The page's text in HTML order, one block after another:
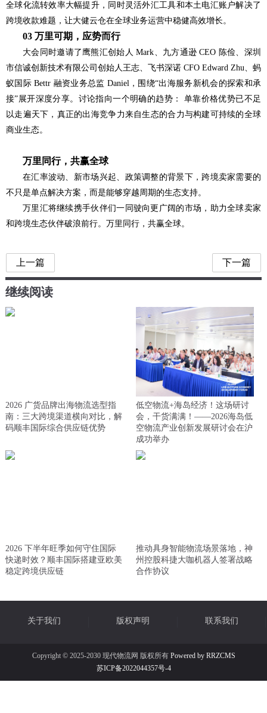
全球化流转效率大幅提升，同时灵活外汇工具和本土电汇账户解决了
跨境收款难题，让大健云仓在全球业务运营中稳健高效增长。
03 万里可期，应势而行
大会同时邀请了鹰熊汇创始人 Mark、九方通逊 CEO 陈俭、深圳
市信诚创新技术有限公司创始人王志、飞书深诺 CFO Edward Zhu、蚂
蚁国际 Bettr 融资业务总监 Daniel，围绕“出海服务新机会的探索和承
接”展开深度分享。讨论指向一个明确的趋势： 单靠价格优势已不足
以走遍天下，真正的出海竞争力来自生态的合力与构建可持续的全球
商业生态。
万里同行，共赢全球
在汇率波动、新市场兴起、政策调整的背景下，跨境卖家需要的
不只是单点解决方案，而是能够穿越周期的生态支持。
万里汇将继续携手伙伴们一同驶向更广阔的市场，助力全球卖家
和跨境生态伙伴破浪前行。万里同行，共赢全球。
上一篇 下一篇
继续阅读
2026 广货品牌出海物流选型指
南：三大跨境渠道横向对比，解
码顺丰国际综合供应链优势
低空物流+海岛经济！这场研讨
会，干货满满！——2026海岛低
空物流产业创新发展研讨会在沪
成功举办
2026 下半年旺季如何守住国际
快递时效？顺丰国际搭建亚欧美
稳定跨境供应链
推动具身智能物流场景落地，神
州控股科捷大咖机器人签署战略
合作协议
关于我们 版权声明 联系我们
Copyright © 2025-2030 现代物流网 版权所有Powered by RRZCMS
苏ICP备2022044357号-4